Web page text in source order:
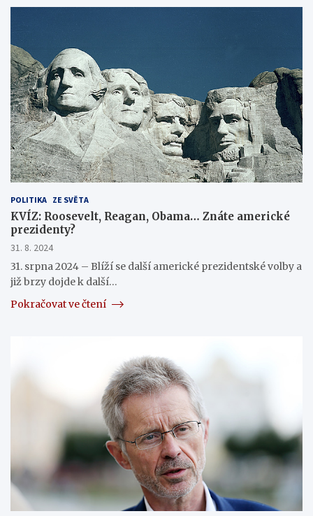
POLITIKA ZE SVĚTA
KVÍZ: Roosevelt, Reagan, Obama… Znáte americké
prezidenty?
31. 8. 2024
31. srpna 2024 – Blíží se další americké prezidentské volby a
již brzy dojde k další…
Pokračovat ve čtení